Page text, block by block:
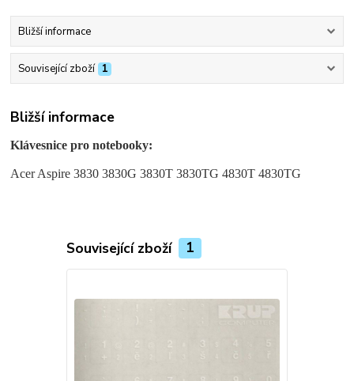
Bližší informace
Související zboží 1
Bližší informace
Klávesnice pro notebooky:
Acer Aspire 3830 3830G 3830T 3830TG 4830T 4830TG
Související zboží 1